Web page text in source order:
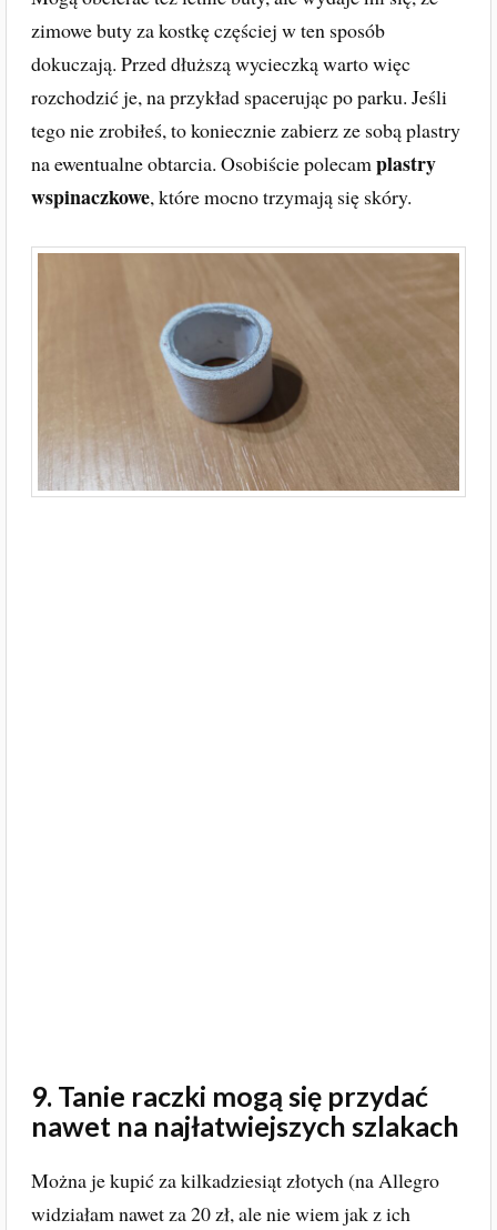
zimowe buty za kostkę częściej w ten sposób
dokuczają. Przed dłuższą wycieczką warto więc
rozchodzić je, na przykład spacerując po parku. Jeśli
tego nie zrobiłeś, to koniecznie zabierz ze sobą plastry
na ewentualne obtarcia. Osobiście polecam plastry
wspinaczkowe, które mocno trzymają się skóry.
9. Tanie raczki mogą się przydać
nawet na najłatwiejszych szlakach
Można je kupić za kilkadziesiąt złotych (na Allegro
widziałam nawet za 20 zł, ale nie wiem jak z ich